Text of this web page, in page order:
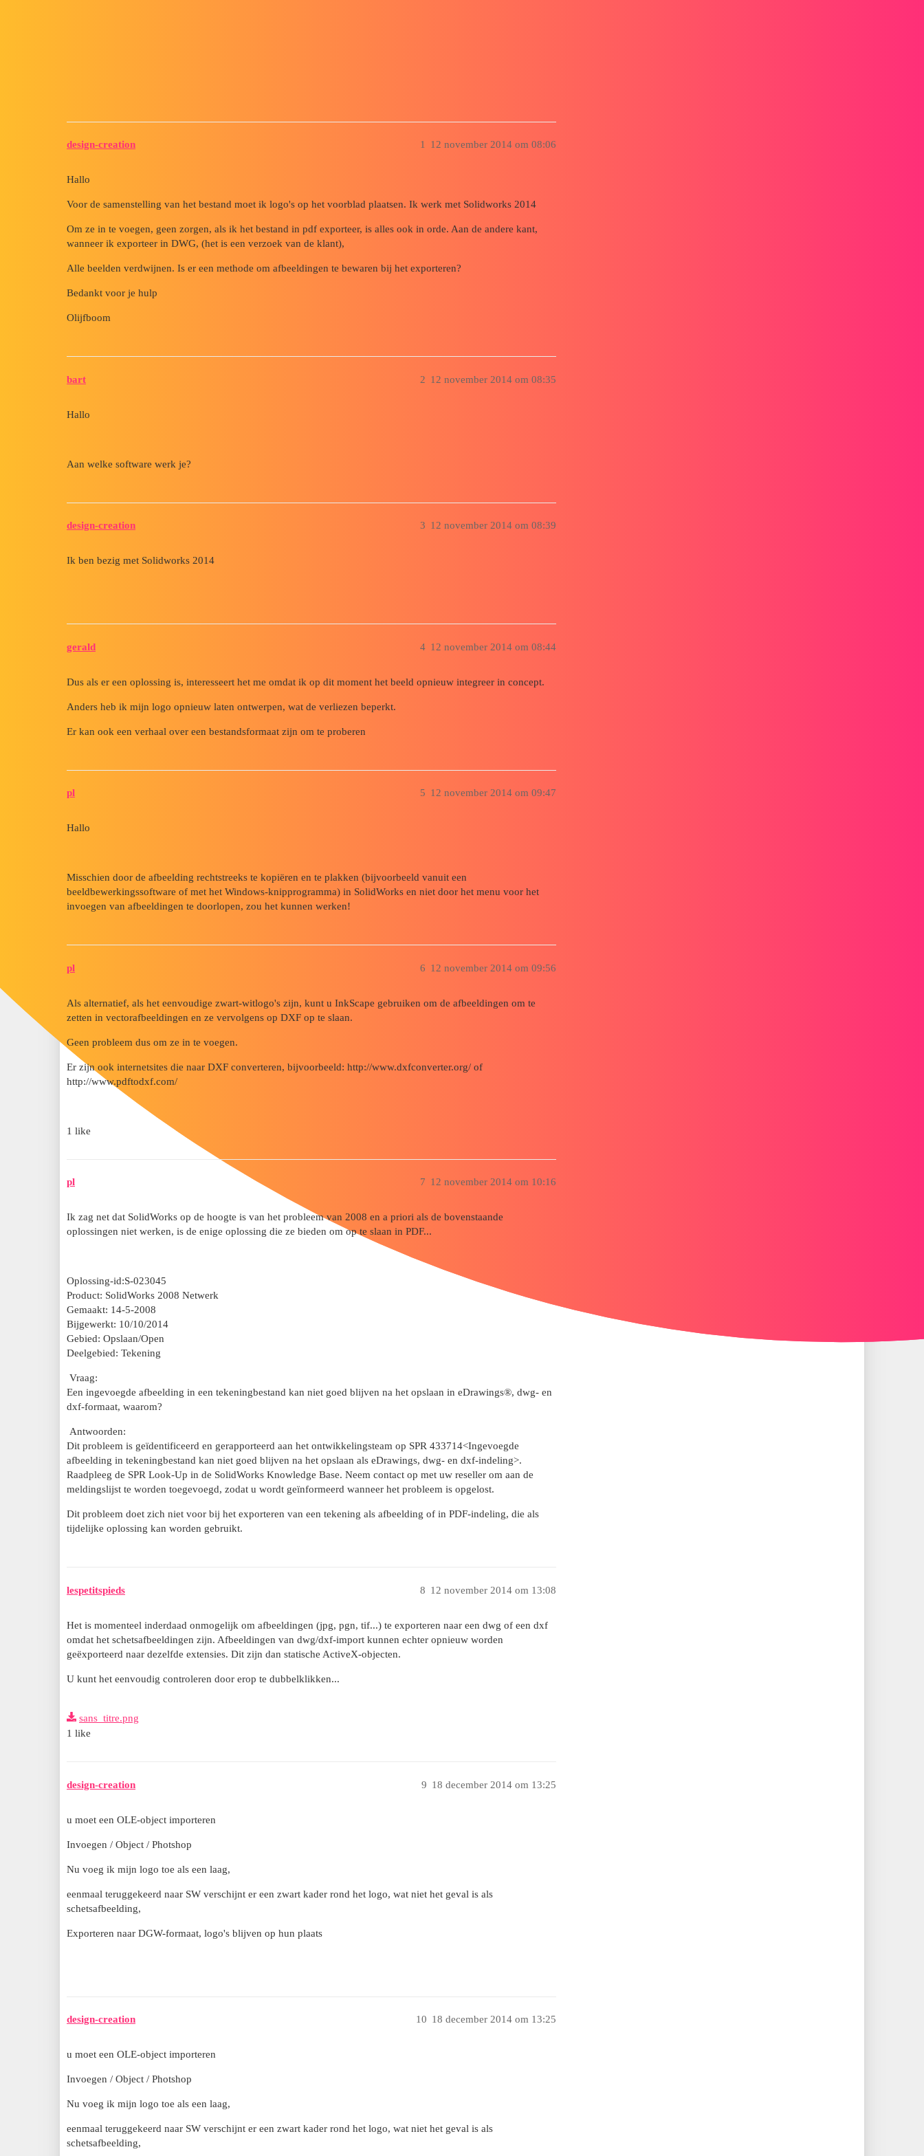
design-creation 12 november 2014 om 08:06
1
Hallo
Voor de samenstelling van het bestand moet ik logo's op het voorblad plaatsen. Ik werk met Solidworks 2014
Om ze in te voegen, geen zorgen, als ik het bestand in pdf exporteer, is alles ook in orde. Aan de andere kant,
wanneer ik exporteer in DWG, (het is een verzoek van de klant),
Alle beelden verdwijnen. Is er een methode om afbeeldingen te bewaren bij het exporteren?
Bedankt voor je hulp
Olijfboom
bart 12 november 2014 om 08:35
2
Hallo
Aan welke software werk je?
design-creation 12 november 2014 om 08:39
3
Ik ben bezig met Solidworks 2014
gerald 12 november 2014 om 08:44
4
Dus als er een oplossing is, interesseert het me omdat ik op dit moment het beeld opnieuw integreer in concept.
Anders heb ik mijn logo opnieuw laten ontwerpen, wat de verliezen beperkt.
Er kan ook een verhaal over een bestandsformaat zijn om te proberen
pl 12 november 2014 om 09:47
5
Hallo
Misschien door de afbeelding rechtstreeks te kopiëren en te plakken (bijvoorbeeld vanuit een
beeldbewerkingssoftware of met het Windows-knipprogramma) in SolidWorks en niet door het menu voor het
invoegen van afbeeldingen te doorlopen, zou het kunnen werken!
pl 12 november 2014 om 09:56
6
Als alternatief, als het eenvoudige zwart-witlogo's zijn, kunt u InkScape gebruiken om de afbeeldingen om te
zetten in vectorafbeeldingen en ze vervolgens op DXF op te slaan.
Geen probleem dus om ze in te voegen.
Er zijn ook internetsites die naar DXF converteren, bijvoorbeeld: http://www.dxfconverter.org/ of
http://www.pdftodxf.com/
1 like
pl 12 november 2014 om 10:16
7
Ik zag net dat SolidWorks op de hoogte is van het probleem van 2008 en a priori als de bovenstaande
oplossingen niet werken, is de enige oplossing die ze bieden om op te slaan in PDF...
Oplossing-id:S-023045
Product: SolidWorks 2008 Netwerk
Gemaakt: 14-5-2008
Bijgewerkt: 10/10/2014
Gebied: Opslaan/Open
Deelgebied: Tekening
Vraag:
Een ingevoegde afbeelding in een tekeningbestand kan niet goed blijven na het opslaan in eDrawings®, dwg- en
dxf-formaat, waarom?
Antwoorden:
Dit probleem is geïdentificeerd en gerapporteerd aan het ontwikkelingsteam op SPR 433714<Ingevoegde
afbeelding in tekeningbestand kan niet goed blijven na het opslaan als eDrawings, dwg- en dxf-indeling>.
Raadpleeg de SPR Look-Up in de SolidWorks Knowledge Base. Neem contact op met uw reseller om aan de
meldingslijst te worden toegevoegd, zodat u wordt geïnformeerd wanneer het probleem is opgelost.
Dit probleem doet zich niet voor bij het exporteren van een tekening als afbeelding of in PDF-indeling, die als
tijdelijke oplossing kan worden gebruikt.
lespetitspieds 12 november 2014 om 13:08
8
Het is momenteel inderdaad onmogelijk om afbeeldingen (jpg, pgn, tif...) te exporteren naar een dwg of een dxf
omdat het schetsafbeeldingen zijn. Afbeeldingen van dwg/dxf-import kunnen echter opnieuw worden
geëxporteerd naar dezelfde extensies. Dit zijn dan statische ActiveX-objecten.
U kunt het eenvoudig controleren door erop te dubbelklikken...
sans_titre.png
1 like
design-creation 18 december 2014 om 13:25
9
u moet een OLE-object importeren
Invoegen / Object / Photshop
Nu voeg ik mijn logo toe als een laag,
eenmaal teruggekeerd naar SW verschijnt er een zwart kader rond het logo, wat niet het geval is als
schetsafbeelding,
Exporteren naar DGW-formaat, logo's blijven op hun plaats
design-creation 18 december 2014 om 13:25
10
u moet een OLE-object importeren
Invoegen / Object / Photshop
Nu voeg ik mijn logo toe als een laag,
eenmaal teruggekeerd naar SW verschijnt er een zwart kader rond het logo, wat niet het geval is als
schetsafbeelding,